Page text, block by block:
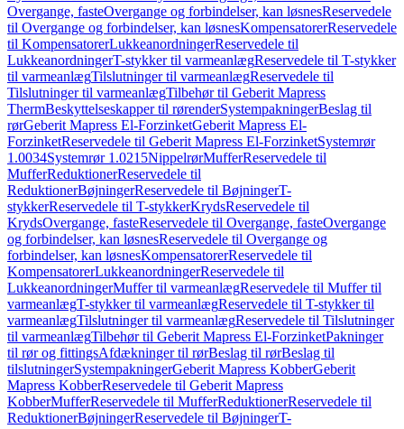
Overgange, fasteOvergange og forbindelser, kan løsnesReservedele
til Overgange og forbindelser, kan løsnesKompensatorerReservedele
til KompensatorerLukkeanordningerReservedele til
LukkeanordningerT-stykker til varmeanlægReservedele til T-stykker
til varmeanlægTilslutninger til varmeanlægReservedele til
Tilslutninger til varmeanlægTilbehør til Geberit Mapress
ThermBeskyttelseskapper til rørenderSystempakningerBeslag til
rørGeberit Mapress El-ForzinketGeberit Mapress El-
ForzinketReservedele til Geberit Mapress El-ForzinketSystemrør
1.0034Systemrør 1.0215NippelrørMufferReservedele til
MufferReduktionerReservedele til
ReduktionerBøjningerReservedele til BøjningerT-
stykkerReservedele til T-stykkerKrydsReservedele til
KrydsOvergange, fasteReservedele til Overgange, fasteOvergange
og forbindelser, kan løsnesReservedele til Overgange og
forbindelser, kan løsnesKompensatorerReservedele til
KompensatorerLukkeanordningerReservedele til
LukkeanordningerMuffer til varmeanlægReservedele til Muffer til
varmeanlægT-stykker til varmeanlægReservedele til T-stykker til
varmeanlægTilslutninger til varmeanlægReservedele til Tilslutninger
til varmeanlægTilbehør til Geberit Mapress El-ForzinketPakninger
til rør og fittingsAfdækninger til rørBeslag til rørBeslag til
tilslutningerSystempakningerGeberit Mapress KobberGeberit
Mapress KobberReservedele til Geberit Mapress
KobberMufferReservedele til MufferReduktionerReservedele til
ReduktionerBøjningerReservedele til BøjningerT-